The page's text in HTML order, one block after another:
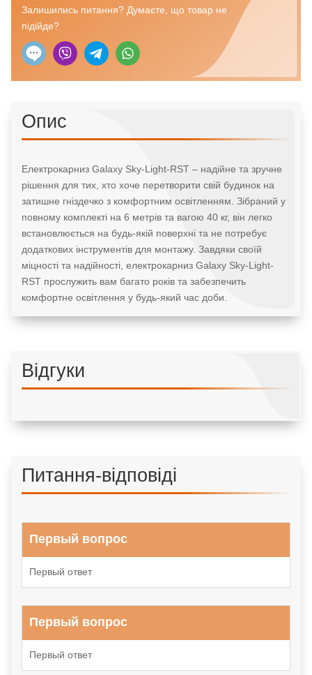
Залишились питання? Думаєте, що товар не
підійде?
Опис
Електрокарниз Galaxy Sky-Light-RST – надійне та зручне
рішення для тих, хто хоче перетворити свій будинок на
затишне гніздечко з комфортним освітленням. Зібраний у
повному комплекті на 6 метрів та вагою 40 кг, він легко
встановлюється на будь-якій поверхні та не потребує
додаткових інструментів для монтажу. Завдяки своїй
міцності та надійності, електрокарниз Galaxy Sky-Light-
RST прослужить вам багато років та забезпечить
комфортне освітлення у будь-який час доби.
Відгуки
Питання-відповіді
Первый вопрос
Первый ответ
Первый вопрос
Первый ответ